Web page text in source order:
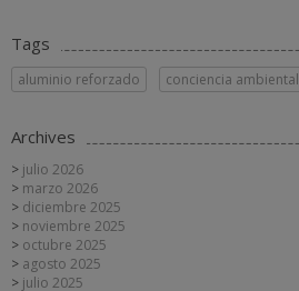
Tags
aluminio reforzado conciencia ambiental
Archives
julio 2026
marzo 2026
diciembre 2025
noviembre 2025
octubre 2025
agosto 2025
julio 2025